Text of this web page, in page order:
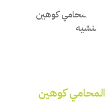
المحامي كوهين